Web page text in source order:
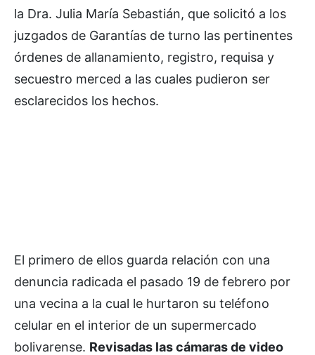
la Dra. Julia María Sebastián, que solicitó a los
juzgados de Garantías de turno las pertinentes
órdenes de allanamiento, registro, requisa y
secuestro merced a las cuales pudieron ser
esclarecidos los hechos.
El primero de ellos guarda relación con una
denuncia radicada el pasado 19 de febrero por
una vecina a la cual le hurtaron su teléfono
celular en el interior de un supermercado
bolivarense. Revisadas las cámaras de video